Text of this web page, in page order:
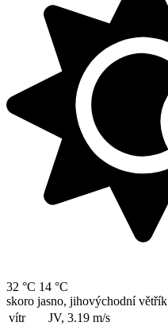
32 °C 14 °C
skoro jasno, jihovýchodní větřík
vítr
JV, 3.19 m/s